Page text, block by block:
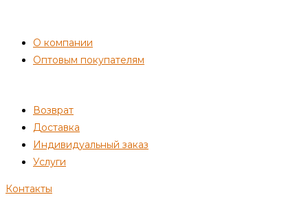
О компании
Оптовым покупателям
Возврат
Доставка
Индивидуальный заказ
Услуги
Контакты